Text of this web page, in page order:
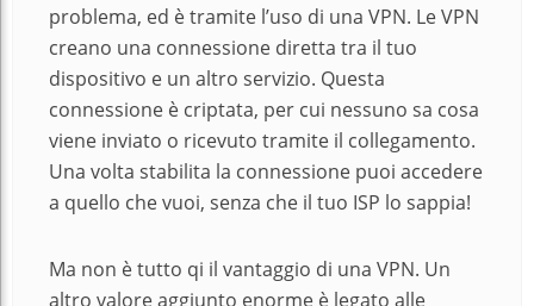
problema, ed è tramite l’uso di una VPN. Le VPN
creano una connessione diretta tra il tuo
dispositivo e un altro servizio. Questa
connessione è criptata, per cui nessuno sa cosa
viene inviato o ricevuto tramite il collegamento.
Una volta stabilita la connessione puoi accedere
a quello che vuoi, senza che il tuo ISP lo sappia!
Ma non è tutto qi il vantaggio di una VPN. Un
altro valore aggiunto enorme è legato alle